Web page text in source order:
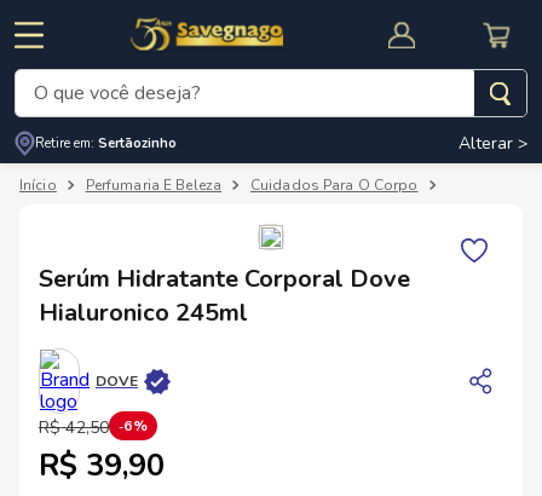
CUPOM DE DESCONTO
O que você deseja?
Retire em: Sertãozinho Alterar >
Perfumaria E Beleza Cuidados Para O Corpo
Serúm Hidratante Corporal Dove
Hialuronico 245ml
DOVE
R$ 42,50 6%
R$ 39,90
Termos mais buscados
3º
cerveja
5º arroz